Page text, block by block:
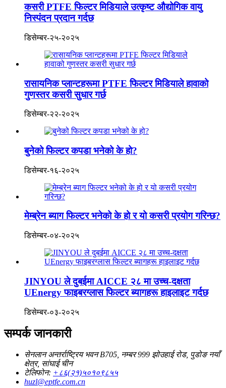
कसरी PTFE फिल्टर मिडियाले उत्कृष्ट औद्योगिक वायु
निस्पंदन प्रदान गर्दछ
डिसेम्बर-२५-२०२५
रासायनिक प्लान्टहरूमा PTFE फिल्टर मिडियाले हावाको
गुणस्तर कसरी सुधार गर्छ
डिसेम्बर-२२-२०२५
बुनेको फिल्टर कपडा भनेको के हो?
डिसेम्बर-१६-२०२५
मेम्ब्रेन ब्याग फिल्टर भनेको के हो र यो कसरी प्रयोग गरिन्छ?
डिसेम्बर-०४-२०२५
JINYOU ले दुबईमा AICCE २८ मा उच्च-दक्षता
UEnergy फाइबरग्लास फिल्टर ब्यागहरू हाइलाइट गर्दछ
डिसेम्बर-०३-२०२५
सम्पर्क जानकारी
सेनलान अन्तर्राष्ट्रिय भवन B705, नम्बर 999 झोउहाई रोड, पुडोङ नयाँ
क्षेत्र, सांघाई चीन
टेलिफोन: +८६(२१)५०१०९८५५
huzl@eptfe.com.cn